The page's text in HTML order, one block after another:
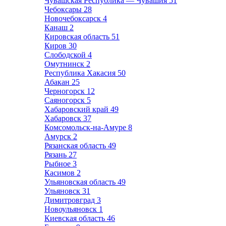
Чебоксары 28
Новочебоксарск 4
Канаш 2
Кировская область 51
Киров 30
Слободской 4
Омутнинск 2
Республика Хакасия 50
Абакан 25
Черногорск 12
Саяногорск 5
Хабаровский край 49
Хабаровск 37
Комсомольск-на-Амуре 8
Амурск 2
Рязанская область 49
Рязань 27
Рыбное 3
Касимов 2
Ульяновская область 49
Ульяновск 31
Димитровград 3
Новоульяновск 1
Киевская область 46